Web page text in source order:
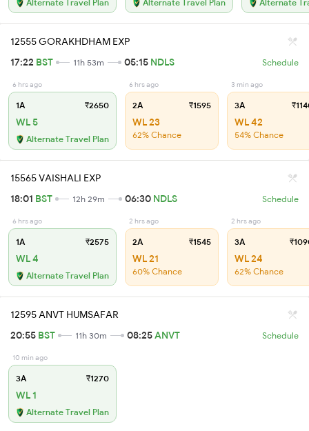
Alternate Travel Plan Alternate Travel Plan Alternate
12555 GORAKHDHAM EXP
17:22 BST 11h 53m 05:15 NDLS Schedule
6 hrs ago
1A ₹2650
WL 5
Alternate Travel Plan
6 hrs ago
2A ₹1595
WL 23
62% Chance
3 min ago
3A
WL 42
54% Chance
15565 VAISHALI EXP
18:01 BST 12h 29m 06:30 NDLS Schedule
6 hrs ago
1A ₹2575
WL 4
Alternate Travel Plan
2 hrs ago
2A ₹1545
WL 21
60% Chance
2 hrs ago
3A
WL 24
62% Chance
12595 ANVT HUMSAFAR
20:55 BST 11h 30m 08:25ANVT Schedule
10 min ago
3A ₹1270
WL 1
Alternate Travel Plan